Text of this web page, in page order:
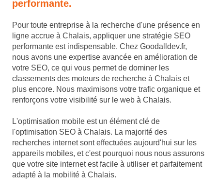
performante.
Pour toute entreprise à la recherche d'une présence en
ligne accrue à Chalais, appliquer une stratégie SEO
performante est indispensable. Chez Goodalldev.fr,
nous avons une expertise avancée en amélioration de
votre SEO, ce qui vous permet de dominer les
classements des moteurs de recherche à Chalais et
plus encore. Nous maximisons votre trafic organique et
renforçons votre visibilité sur le web à Chalais.
L'optimisation mobile est un élément clé de
l'optimisation SEO à Chalais. La majorité des
recherches internet sont effectuées aujourd'hui sur les
appareils mobiles, et c'est pourquoi nous nous assurons
que votre site internet est facile à utiliser et parfaitement
adapté à la mobilité à Chalais.